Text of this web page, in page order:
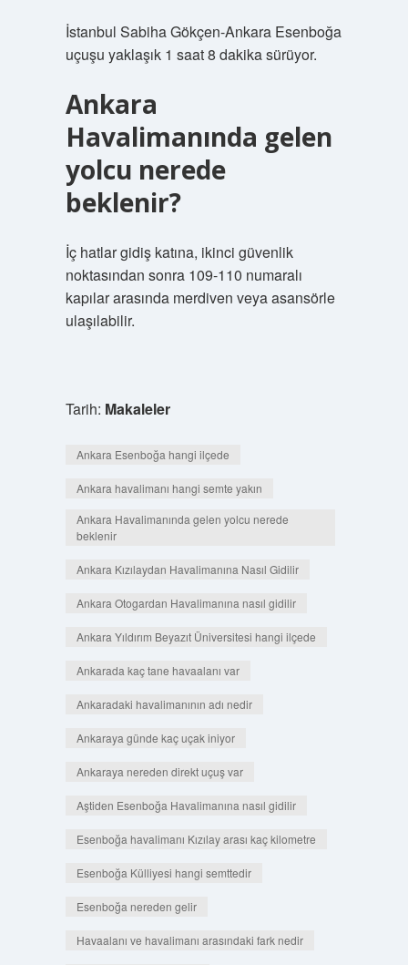
İstanbul Sabiha Gökçen-Ankara Esenboğa
uçuşu yaklaşık 1 saat 8 dakika sürüyor.
Ankara
Havalimanında gelen
yolcu nerede
beklenir?
İç hatlar gidiş katına, ikinci güvenlik
noktasından sonra 109-110 numaralı
kapılar arasında merdiven veya asansörle
ulaşılabilir.
Tarih: Makaleler
Ankara Esenboğa hangi ilçede
Ankara havalimanı hangi semte yakın
Ankara Havalimanında gelen yolcu nerede
beklenir
Ankara Kızılaydan Havalimanına Nasıl Gidilir
Ankara Otogardan Havalimanına nasıl gidilir
Ankara Yıldırım Beyazıt Üniversitesi hangi ilçede
Ankarada kaç tane havaalanı var
Ankaradaki havalimanının adı nedir
Ankaraya günde kaç uçak iniyor
Ankaraya nereden direkt uçuş var
Aştiden Esenboğa Havalimanına nasıl gidilir
Esenboğa havalimanı Kızılay arası kaç kilometre
Esenboğa Külliyesi hangi semttedir
Esenboğa nereden gelir
Havaalanı ve havalimanı arasındaki fark nedir